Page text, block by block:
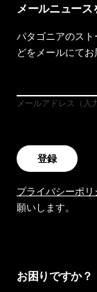
メールニュース
パタゴニアのス
どをメールにてお
メールアドレス（入
登録
プライバシーポリ
願いします。
お困りですか？